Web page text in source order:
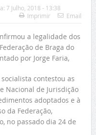
a: 7 Julho, 2018 - 13:38
Imprimir
Email
a legalidade dos
de Braga do
por Jorge Faria,
contestou as
Nacional de Jurisdição
adoptados e à
da Federação,
no passado dia 24 de